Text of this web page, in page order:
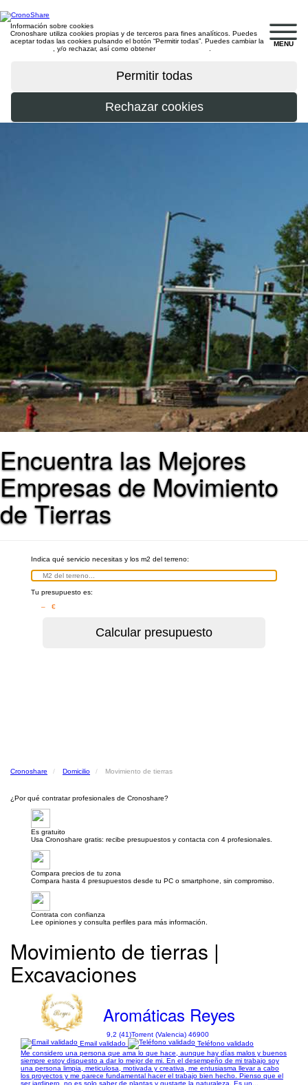
MENU
Información sobre cookies
Cronoshare utiliza cookies propias y de terceros para fines analíticos. Puedes
aceptar todas las cookies pulsando el botón “Permitir todas”. Puedes cambiar la
, y/o rechazar, así como obtener
Encuentra las Mejores
Empresas de Movimiento
de Tierras
Indica qué servicio necesitas y los m2 del terreno:
Tu presupuesto es:
– €
Cronoshare Domicilio Movimiento de tierras
¿Por qué contratar profesionales de Cronoshare?
Es gratuito
Usa Cronoshare gratis: recibe presupuestos y contacta con 4 profesionales.
Compara precios de tu zona
Compara hasta 4 presupuestos desde tu PC o smartphone, sin compromiso.
Contrata con confianza
Lee opiniones y consulta perfiles para más información.
Movimiento de tierras |
Excavaciones
Aromáticas Reyes
9,2 (41)Torrent (Valencia) 46900
Email validado
Teléfono validado
Me considero una persona que ama lo que hace, aunque hay días malos y buenos
siempre estoy dispuesto a dar lo mejor de mi. En el desempeño de mi trabajo soy
una persona limpia, meticulosa, motivada y creativa, me entusiasma llevar a cabo
los proyectos y me parece fundamental hacer el trabajo bien hecho. Pienso que el
ser jardinero, no es solo saber de plantas y gustarte la naturaleza. Es un...